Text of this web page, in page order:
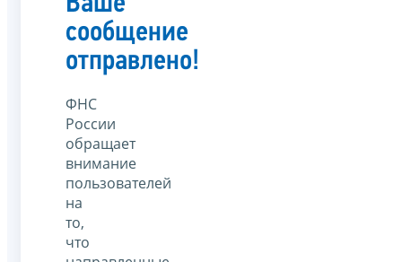
сообщение
отправлено!
ФНС
России
обращает
внимание
пользователей
на
то,
что